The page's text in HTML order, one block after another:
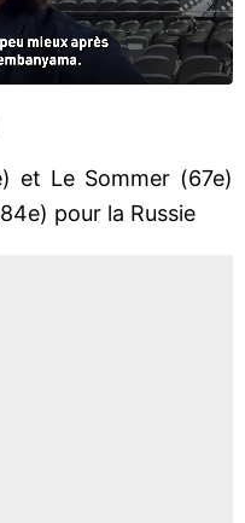
et Le Sommer (67e)
pour la Russie